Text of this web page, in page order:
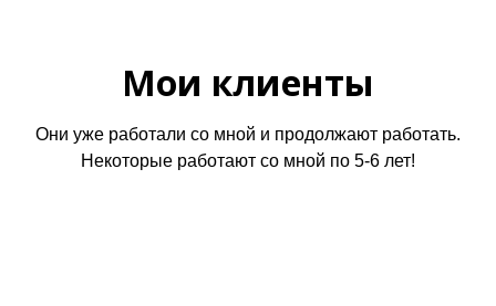
Мои клиенты
Они уже работали со мной и продолжают работать.
Некоторые работают со мной по 5-6 лет!